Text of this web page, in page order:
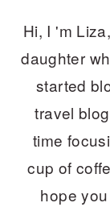
Hi, I 'm
daughter
started
travel
time
cup of
hope